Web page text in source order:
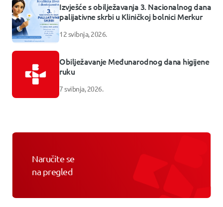
Izvješće s obilježavanja 3. Nacionalnog dana
palijativne skrbi u Kliničkoj bolnici Merkur
12 svibnja, 2026.
Obilježavanje Međunarodnog dana higijene
ruku
7 svibnja, 2026.
Naručite se
na pregled